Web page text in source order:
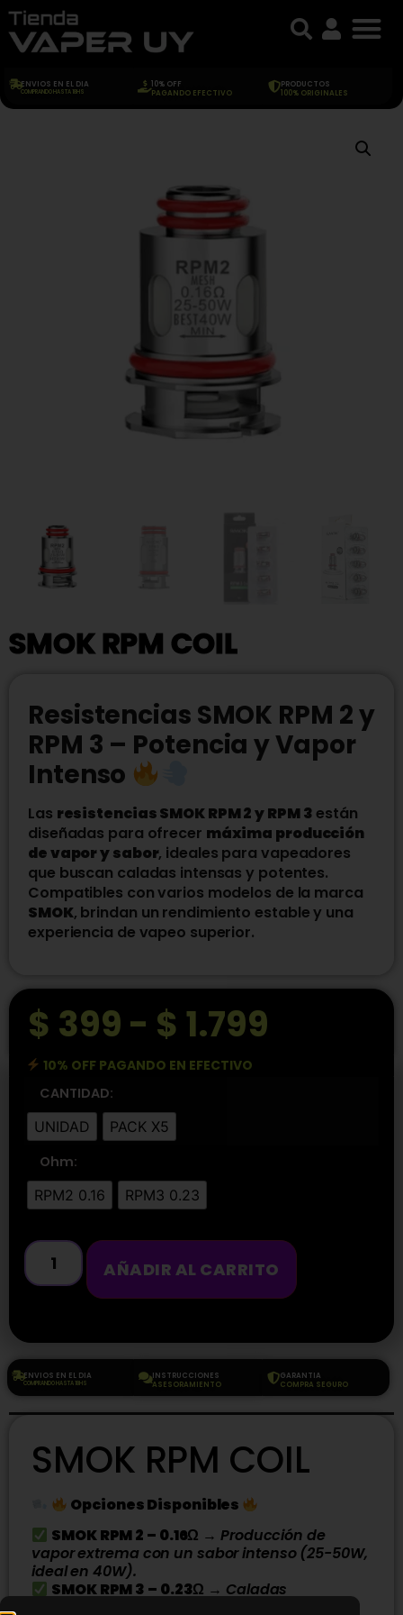
ENVIOS EN EL DIA
COMPRANDO HASTA 18HS
10% OFF
PAGANDO EFECTIVO
PRODUCTOS
100% ORIGINALES
SMOK RPM COIL
Resistencias SMOK RPM 2 y
RPM 3 – Potencia y Vapor
Intenso
Las resistencias SMOK RPM 2 y RPM 3 están
diseñadas para ofrecer máxima producción
de vapor y sabor, ideales para vapeadores
que buscan caladas intensas y potentes.
Compatibles con varios modelos de la marca
SMOK, brindan un rendimiento estable y una
experiencia de vapeo superior.
$ 399 - $ 1.799
10% OFF PAGANDO EN EFECTIVO
CANTIDAD:
UNIDAD
PACK X5
Ohm:
RPM2 0.16
RPM3 0.23
AÑADIR AL CARRITO
ENVIOS EN EL DIA
COMPRANDO HASTA 18HS
INSTRUCCIONES
ASESORAMIENTO
GARANTIA
COMPRA SEGURO
SMOK RPM COIL
Opciones Disponibles
SMOK RPM 2 – 0.16Ω →Producción de
vapor extrema con un sabor intenso (25-50W,
ideal en 40W).
SMOK RPM 3 – 0.23Ω → Caladas